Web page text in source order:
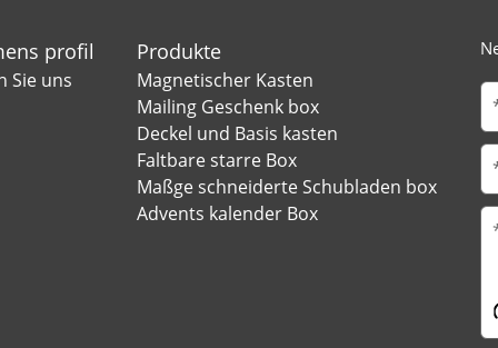
profil
Sie uns
Produkte
Magnetischer Kasten
Mailing Geschenk box
Deckel und Basis kasten
Faltbare starre Box
Maßge schneiderte Schubladen box
Advents kalender Box